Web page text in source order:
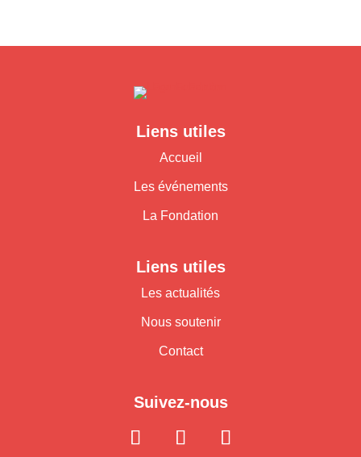
Liens utiles
Accueil
Les événements
La Fondation
Liens utiles
Les actualités
Nous soutenir
Contact
Suivez-nous